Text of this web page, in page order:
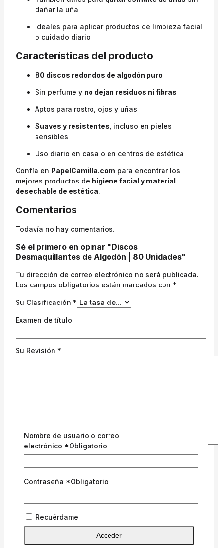
dañar la uña
Ideales para aplicar productos de limpieza facial
o cuidado diario
Características del producto
80 discos redondos de algodón puro
Sin perfume y no dejan residuos ni fibras
Aptos para rostro, ojos y uñas
Suaves y resistentes , incluso en pieles
sensibles
Uso diario en casa o en centros de estética
Confía en PapelCamilla.com para encontrar los
mejores productos de higiene facial y material
desechable de estética.
Comentarios
Todavía no hay comentarios.
Sé el primero en opinar "Discos
Desmaquillantes de Algodón | 80 Unidades"
Tu dirección de correo electrónico no será publicada.
Los campos obligatorios están marcados con *
Su Clasificación *
Examen de título
Su Revisión *
Correo electrónico*
este navegador para la próxima vez que comente.
Nombre de usuario o correo
electrónico *Obligatorio
Contraseña *Obligatorio
Recuérdame
Acceder